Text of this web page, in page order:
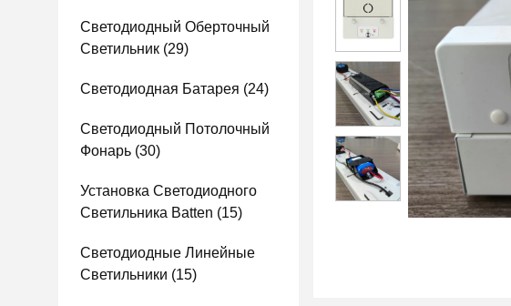
Светодиодный Оберточный
Светильник (29)
Светодиодная Батарея (24)
Светодиодный Потолочный
Фонарь (30)
Установка Светодиодного
Светильника Batten (15)
Светодиодные Линейные
Светильники (15)